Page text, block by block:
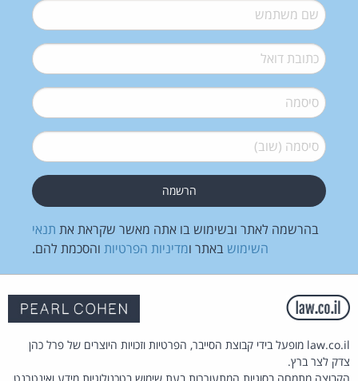
שם משתמש*
דואל*
סיסמה*
סיסמה (שוב)*
בהרשמה לאתר ובשימוש בו אתה מאשר שקראת את תנאי
השימוש באתר ומדיניות הפרטיות והסכמת להם.
law.co.il מופעל בידי קבוצת הסייבר, הפרטיות וזכויות היוצרים של פרל כהן
צדק לצר ברץ.